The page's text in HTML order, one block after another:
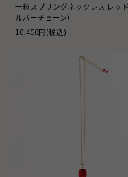
一粒スプリングネックレス レッ
ルバーチェーン）
10,450円(税込)